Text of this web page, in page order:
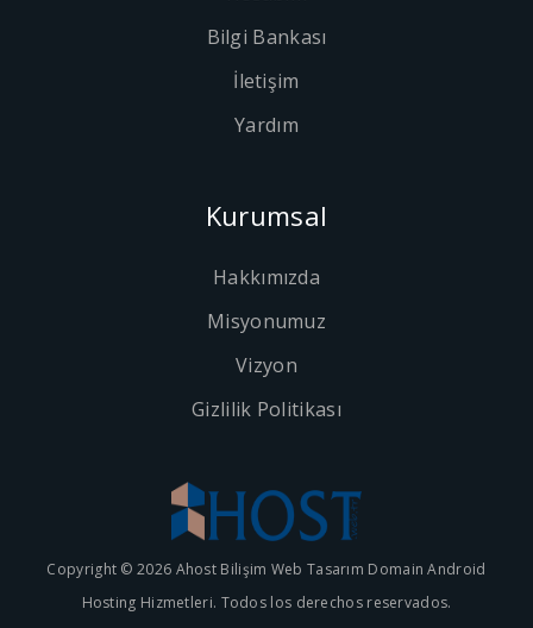
Bilgi Bankası
İletişim
Yardım
Kurumsal
Hakkımızda
Misyonumuz
Vizyon
Gizlilik Politikası
Copyright © 2026 Ahost Bilişim Web Tasarım Domain Android
Hosting Hizmetleri. Todos los derechos reservados.